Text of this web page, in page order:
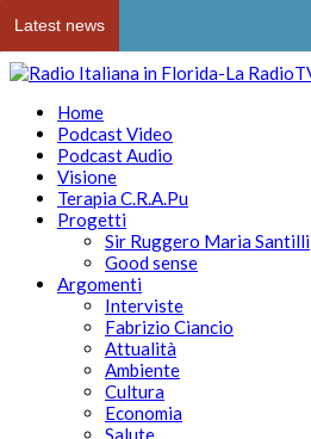
Latest news
Home
Podcast Video
Podcast Audio
Visione
Terapia C.R.A.Pu
Progetti
Sir Ruggero Maria Santilli
Good sense
Argomenti
Interviste
Fabrizio Ciancio
Attualità
Ambiente
Cultura
Economia
Salute